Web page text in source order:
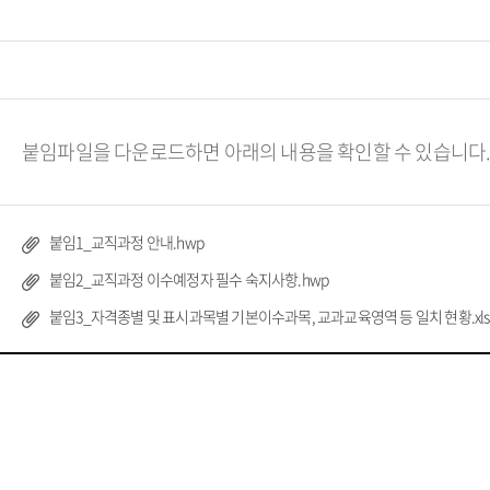
붙임파일을 다운로드하면 아래의 내용을 확인할 수 있습니다.
붙임1_교직과정 안내.hwp
붙임2_교직과정 이수예정자 필수 숙지사항.hwp
붙임3_자격종별 및 표시과목별 기본이수과목, 교과교육영역 등 일치 현황